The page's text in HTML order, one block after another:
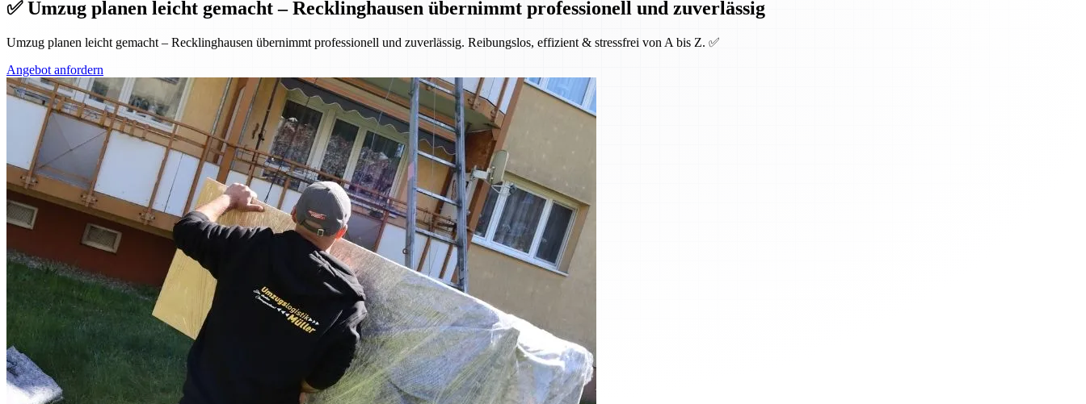
✅ Umzug planen leicht gemacht – Recklinghausen übernimmt professionell und zuverlässig
Umzug planen leicht gemacht – Recklinghausen übernimmt professionell und zuverlässig. Reibungslos, effizient & stressfrei von A bis Z. ✅
Angebot anfordern